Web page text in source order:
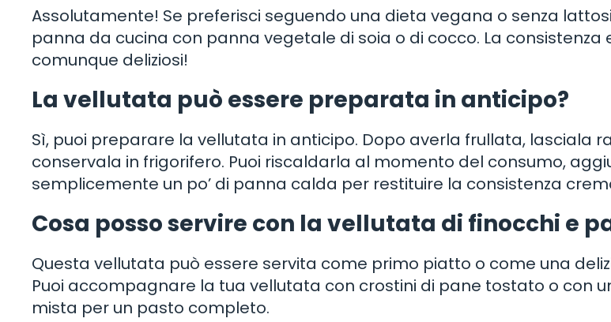
Assolutamente! Se preferisci seguendo una dieta vegana o senza
panna da cucina con panna vegetale di soia o di cocco. La consistenza
comunque deliziosi!
La vellutata può essere preparata in anticipo?
Sì, puoi preparare la vellutata in anticipo. Dopo averla frullata, lasciala
conservala in frigorifero. Puoi riscaldarla al momento del consumo,
semplicemente un po’ di panna calda per restituire la consistenza
Cosa posso servire con la vellutata di finocchi e
Questa vellutata può essere servita come primo piatto o come una
Puoi accompagnare la tua vellutata con crostini di pane tostato o con
mista per un pasto completo.